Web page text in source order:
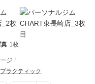
1枚
ジ
ラクティック